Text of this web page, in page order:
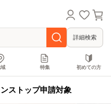
詳細検索
特集 初めての方
ストップ申請対象